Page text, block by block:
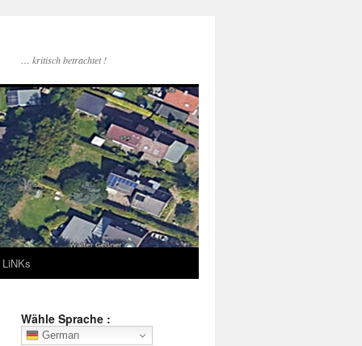
… kritisch betrachtet !
LiNKs
Wähle Sprache :
German